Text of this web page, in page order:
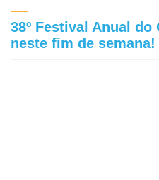
38º Festival Anual do
neste fim de semana!